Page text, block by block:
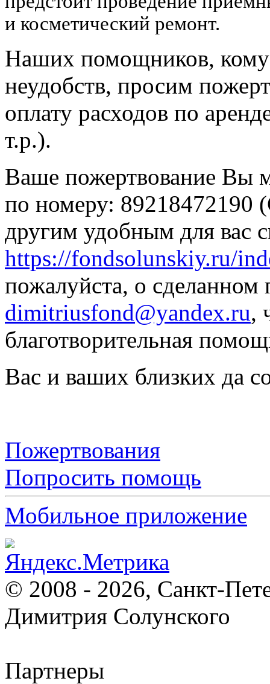
и косметический ремонт.
Наших помощников, кому
неудобств, просим
оплату расходов по
т.р.).
Ваше пожертвование Вы
по номеру:
другим удобным для вас
https://fondsolunskiy.ru/
пожалуйста, о сделанном
dimitriusfond@yandex.ru,
благотворительная
Вас и ваших близких да
Пожертвования
Попросить помощь
Мобильное приложение
© 2008 - 2026, Санкт-
Димитрия Солунского
Партнеры